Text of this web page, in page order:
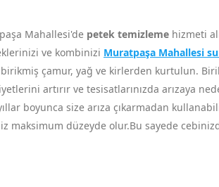
Mahallesi'de petek temizleme hizmeti
ve kombinizi Muratpaşa Mahallesi su
çamur, yağ ve kirlerden kurtulun.
artırır ve tesisatlarınızda arızaya
boyunca size arıza çıkarmadan
maksimum düzeyde olur.Bu sayede